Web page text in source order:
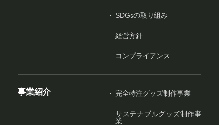
SDGsの取り組み
経営方針
コンプライアンス
事業紹介 完全特注グッズ制作事業
サステナブルグッズ制作事
業